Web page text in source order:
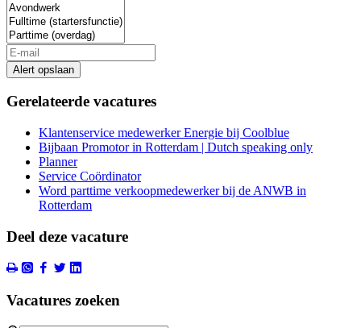
Alert opslaan
Gerelateerde vacatures
Klantenservice medewerker Energie bij Coolblue
Bijbaan Promotor in Rotterdam | Dutch speaking only
Planner
Service Coördinator
Word parttime verkoopmedewerker bij de ANWB in
Rotterdam
Deel deze vacature
Vacatures zoeken